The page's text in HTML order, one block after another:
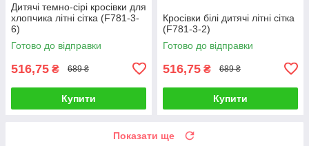
Дитячі темно-сірі кросівки для
хлопчика літні сітка (F781-3-
6)
Готово до відправки
516,75 ₴ 689 ₴
Купити
Кросівки білі дитячі літні сітка
(F781-3-2)
Готово до відправки
516,75 ₴ 689 ₴
Купити
Показати ще